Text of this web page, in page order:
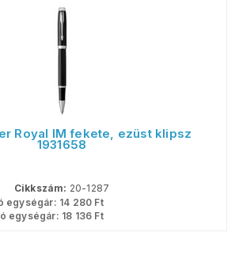
Royal IM fekete, ezüst klipsz
1931658
Cikkszám: 20-1287
egységár: 14 280 Ft
egységár: 18 136 Ft